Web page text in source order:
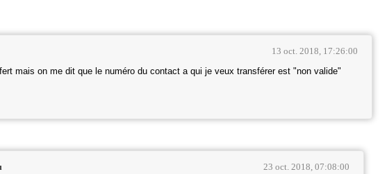
13 oct. 2018, 17:26:00
mais on me dit que le numéro du contact a qui je veux transférer est "non valide"
23 oct. 2018, 07:08:00